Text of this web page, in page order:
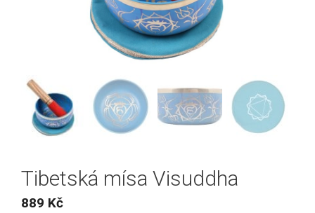
Tibetská mísa Visuddha
889 Kč